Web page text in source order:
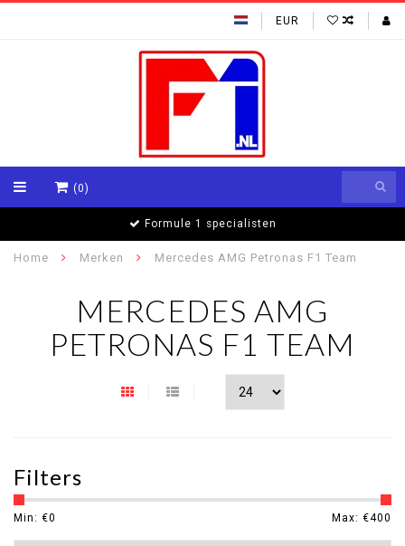
EUR
(0)
Formule 1 specialisten
Home Merken Mercedes AMG Petronas F1 Team
MERCEDES AMG
PETRONAS F1 TEAM
Filters
Min: €0 Max: €400